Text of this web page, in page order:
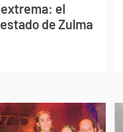
el
de Zulma